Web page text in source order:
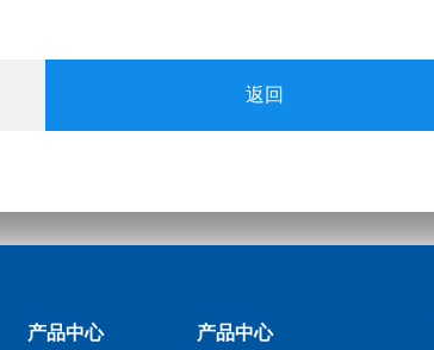
返回
产品中心 产品中心